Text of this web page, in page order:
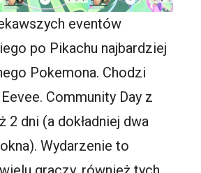
eventów
po Pikachu najbardziej
Pokemona. Chodzi
Community Day z
2 dni (a dokładniej dwa
Wydarzenie to